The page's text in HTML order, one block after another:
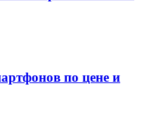
по цене и